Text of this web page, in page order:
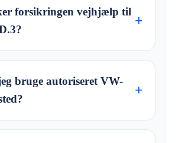
forsikringen vejhjælp til
+
bruge autoriseret VW-
+